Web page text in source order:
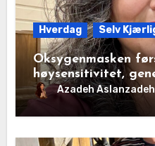
Hverdag Selv
Oksygenmasken
høysensitivitet,
det disiplinerte
Azadeh